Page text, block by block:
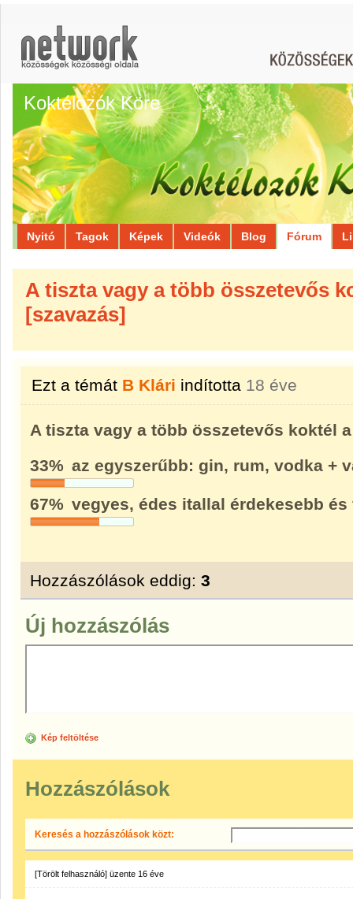
Koktélozók Köre
Nyitó Tagok Képek Videók Blog Fórum
A tiszta vagy a több összetevős
[szavazás]
Ezt a témát B Klári indította 18 éve
A tiszta vagy a több összetevős koktél
33% az egyszerűbb: gin, rum, vodka +
67% vegyes, édes itallal érdekesebb
Hozzászólások eddig: 3
Új hozzászólás
Kép feltöltése
Hozzászólások
Keresés a hozzászólások közt:
[Törölt felhasználó] üzente 16 éve